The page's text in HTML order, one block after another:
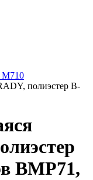
M710
полиэстер B-
BMP71,